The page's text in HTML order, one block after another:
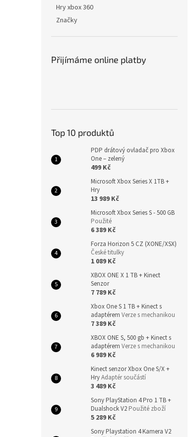
Hry xbox 360
Značky
Přijímáme online platby
Top 10 produktů
PDP drátový ovladač pro Xbox
One – zelený
499 Kč
Microsoft Xbox Series X 1TB +
Hry
13 989 Kč
Microsoft Xbox Series S - 500 GB
Použité
6 389 Kč
Forza Horizon 5 CZ (XONE/XSX)
České titulky
1 089 Kč
XBOX ONE X 1 TB + Kinect
Senzor
7 789 Kč
Xbox One S 1 TB + Kinect s
adaptérem Verze s mechanikou
7 389 Kč
XBOX ONE S, 500 gb + Kinect s
adaptérem Verze s mechanikou
6 989 Kč
Kinect senzor Xbox One S/X +
HryAdaptér součástí
3 489 Kč
Sony PlayStation 4 Pro 1 TB +
Dualshock V2 Použité zboží
5 289 Kč
Sony Playstation 4 Kamera V2